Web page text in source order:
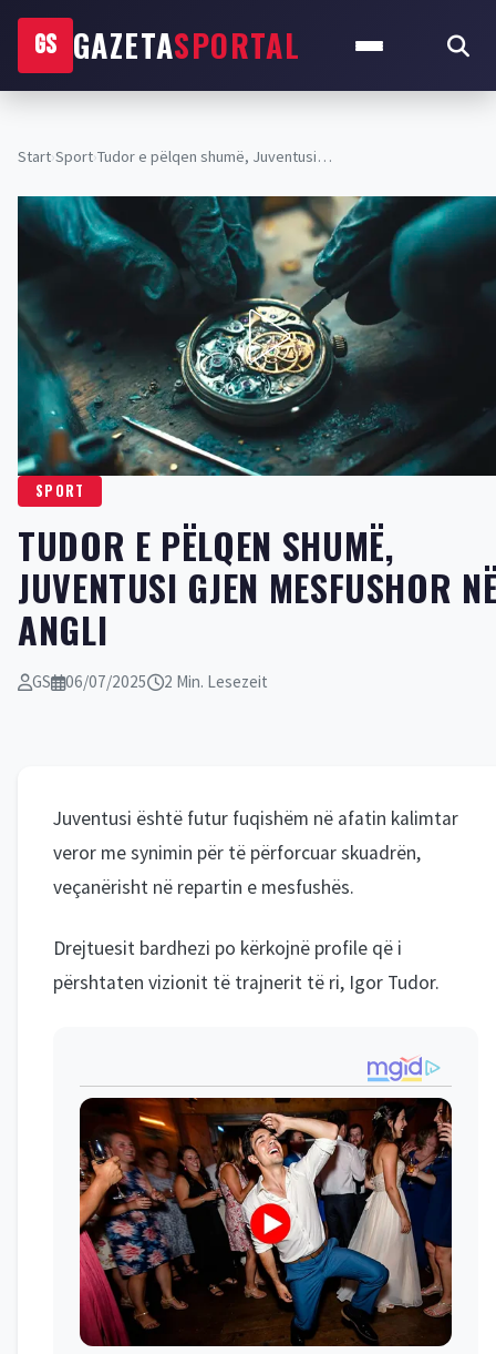
GS GAZETASPORTAL
Start›Sport›Tudor e pëlqen shumë, Juventusi…
SPORT
TUDOR E PËLQEN SHUMË,
JUVENTUSI GJEN MESFUSHOR
ANGLI
GS 06/07/2025 2 Min. Lesezeit
Juventusi është futur fuqishëm në afatin kalimtar
veror me synimin për të përforcuar skuadrën,
veçanërisht në repartin e mesfushës.
Drejtuesit bardhezi po kërkojnë profile që i
përshtaten vizionit të trajnerit të ri, Igor Tudor.